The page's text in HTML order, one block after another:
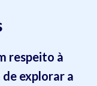
respeito à
explorar a